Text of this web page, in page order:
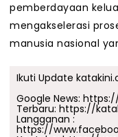
pemberdayaan
mengakselerasi
manusia nasional
Ikuti Update
Google News:
Terbaru: https://
Langganan :
https://